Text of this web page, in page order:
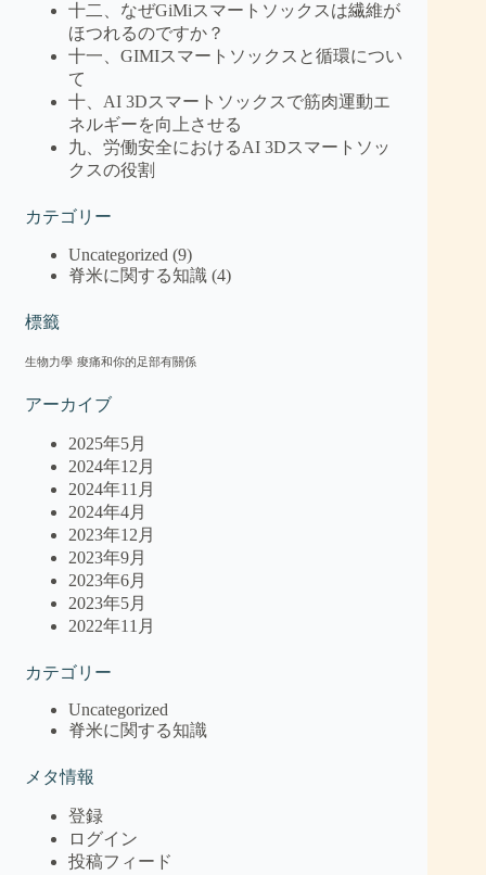
十二、なぜGiMiスマートソックスは繊維が
ほつれるのですか？
十一、GIMIスマートソックスと循環につい
て
十、AI 3Dスマートソックスで筋肉運動エ
ネルギーを向上させる
九、労働安全におけるAI 3Dスマートソッ
クスの役割
カテゴリー
Uncategorized (9)
脊米に関する知識 (4)
標籤
生物力學 痠痛和你的足部有關係
アーカイブ
2025年5月
2024年12月
2024年11月
2024年4月
2023年12月
2023年9月
2023年6月
2023年5月
2022年11月
カテゴリー
Uncategorized
脊米に関する知識
メタ情報
登録
ログイン
投稿フィード